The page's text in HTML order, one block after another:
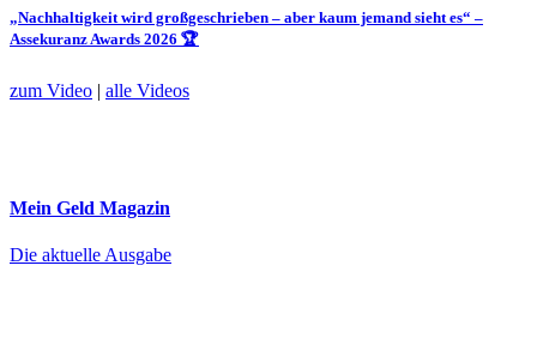
„Nachhaltigkeit wird großgeschrieben – aber kaum jemand sieht es“ –
Assekuranz Awards 2026 🏆
zum Video | alle Videos
Mein Geld Magazin
Die aktuelle Ausgabe